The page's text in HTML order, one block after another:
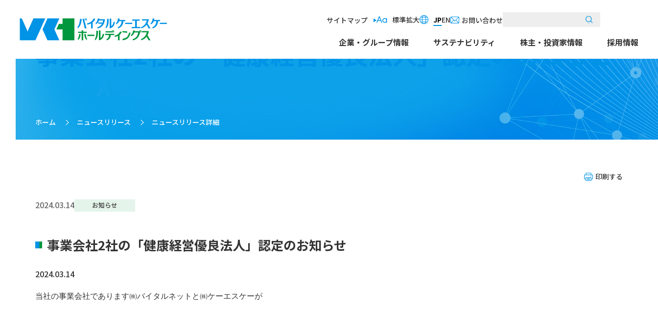
サイトマップ 標準拡大 JPEN お問い合わせ
企業・グループ情報 サステナビリティ 株主・投資家情報 採用情報
事業会社2社の「健康経営優良法人」認定のお知らせ
ホーム > ニュースリリース > ニュースリリース詳細
印刷する
2024.03.14 お知らせ
事業会社2社の「健康経営優良法人」認定のお知らせ
2024.03.14
当社の事業会社であります㈱バイタルネットと㈱ケーエスケーが